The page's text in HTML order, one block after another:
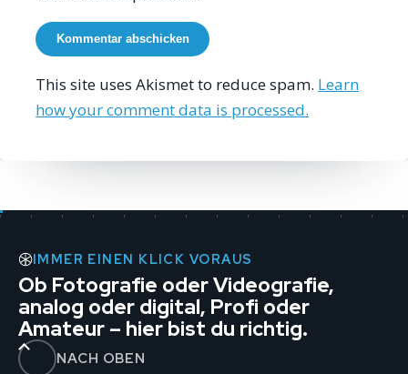
This site uses Akismet to reduce spam. Learn
how your comment data is processed.
IMMER EINEN KLICK VORAUS
Ob Fotografie oder Videografie,
analog oder digital, Profi oder
Amateur – hier bist du richtig.
NACH OBEN